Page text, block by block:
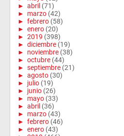
► abril (71)
► marzo (42)
► febrero (58)
► enero (20)
► 2019 (398)
► diciembre (19)
► noviembre (38)
► octubre (44)
► septiembre (21)
► agosto (30)
► julio (19)
► junio (26)
► mayo (33)
► abril (36)
► marzo (43)
► febrero (46)
► enero (43)